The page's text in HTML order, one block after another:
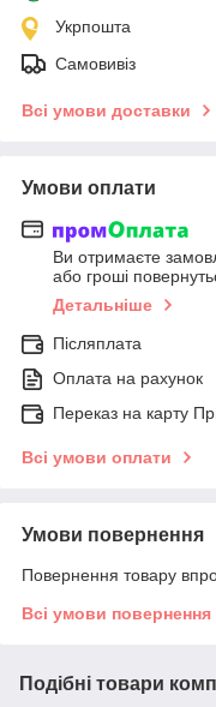
Укрпошта
Самовивіз
Всі умови доставки
Умови оплати
Ви отримаєте
або гроші
Детальніше
Післяплата
Оплата на рахунок
Переказ на карту
Всі умови оплати
Умови повернення
Повернення товару
Всі умови повернення
Подібні товари